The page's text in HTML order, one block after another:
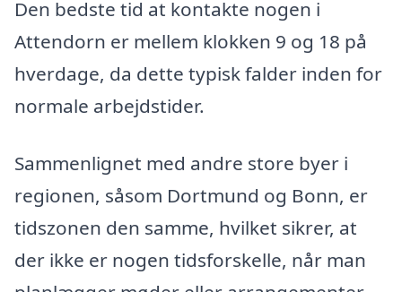
Den bedste tid at kontakte nogen i
Attendorn er mellem klokken 9 og 18 på
hverdage, da dette typisk falder inden for
normale arbejdstider.
Sammenlignet med andre store byer i
regionen, såsom Dortmund og Bonn, er
tidszonen den samme, hvilket sikrer, at
der ikke er nogen tidsforskelle, når man